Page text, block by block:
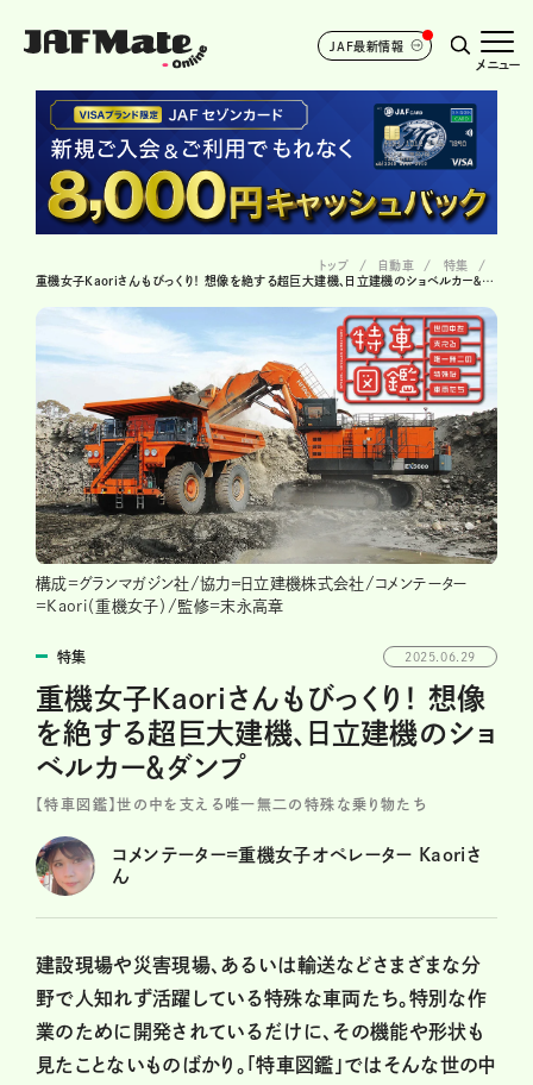
JAF最新情報
メニュー
トップ 自動車
特集
重機女子Kaoriさんもびっくり！ 想像を絶する超巨大建機、日立建機のショベルカー＆ダンプ
構成=グランマガジン社/協力＝日立建機株式会社/コメンテーター
=Kaori（重機女子）/監修=末永高章
特集 2025.06.29
重機女子Kaoriさんもびっくり！ 想像
を絶する超巨大建機、日立建機のショ
ベルカー＆ダンプ
【特車図鑑】世の中を支える唯一無二の特殊な乗り物たち
コメンテーター=重機女子オペレーター Kaoriさ
ん
建設現場や災害現場、あるいは輸送などさまざまな分
野で人知れず活躍している特殊な車両たち。特別な作
業のために開発されているだけに、その機能や形状も
見たことないものばかり。「特車図鑑」ではそんな世の中